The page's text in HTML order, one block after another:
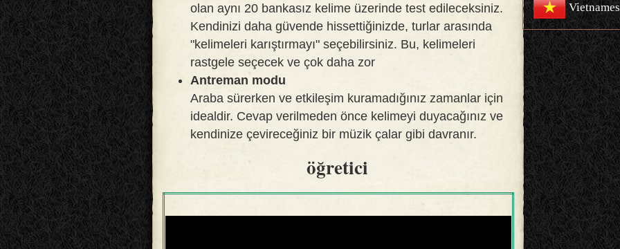
olan aynı 20 bankasız kelime üzerinde test edileceksiniz.
Kendinizi daha güvende hissettiğinizde, turlar arasında
"kelimeleri karıştırmayı" seçebilirsiniz. Bu, kelimeleri
rastgele seçecek ve çok daha zor
Antreman modu
Araba sürerken ve etkileşim kuramadığınız zamanlar için
idealdir. Cevap verilmeden önce kelimeyi duyacağınız ve
kendinize çevireceğiniz bir müzik çalar gibi davranır.
öğretici